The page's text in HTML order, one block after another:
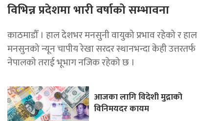
विभिन्न प्रदेशमा भारी वर्षाको सम्भावना
काठमाडौँ । हाल देशभर मनसुनी वायुको प्रभाव रहेको र हाल
मनसुनको न्यून चापीय रेखा सरदर स्थानभन्दा केही उत्तरतर्फ
नेपालको तराई भूभाग नजिक रहेको छ ।
आजका लागि विदेशी मुद्राको
विनिमयदर कायम